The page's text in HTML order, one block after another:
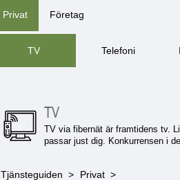
Privat Företag
TV Telefoni
TV
TV via fibernät är framtidens tv.
passar just dig. Konkurrensen i
Tjänsteguiden Privat